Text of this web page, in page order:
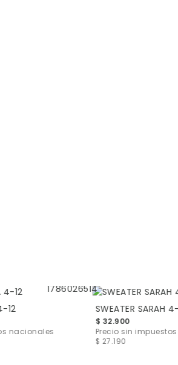
12
nacionales
SWEATER SARAH
$ 32.900
Precio sin
$ 27.190